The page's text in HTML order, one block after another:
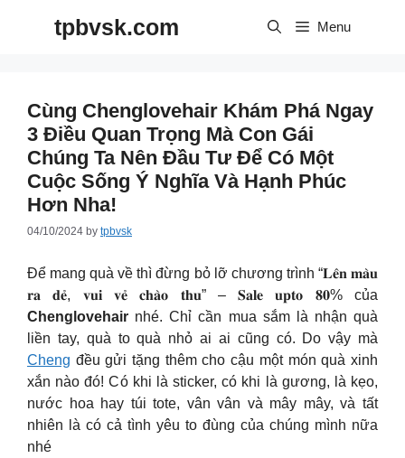
tpbvsk.com Menu
Cùng Chenglovehair Khám Phá Ngay
3 Điều Quan Trọng Mà Con Gái
Chúng Ta Nên Đầu Tư Để Có Một
Cuộc Sống Ý Nghĩa Và Hạnh Phúc
Hơn Nha!
04/10/2024 by tpbvsk
Để mang quà về thì đừng bỏ lỡ chương trình “𝐋𝐞̂𝐧 𝐦𝐚̀𝐮
𝐫𝐚 𝐝𝐞̉, 𝐯𝐮𝐢 𝐯𝐞̉ 𝐜𝐡𝐚̀𝐨 𝐭𝐡𝐮” – 𝐒𝐚𝐥𝐞 𝐮𝐩𝐭𝐨 𝟖𝟎% của
Chenglovehair nhé. Chỉ cần mua sắm là nhận quà
liền tay, quà to quà nhỏ ai ai cũng có. Do vậy mà
Cheng đều gửi tặng thêm cho cậu một món quà xinh
xắn nào đó! Có khi là sticker, có khi là gương, là kẹo,
nước hoa hay túi tote, vân vân và mây mây, và tất
nhiên là có cả tình yêu to đùng của chúng mình nữa
nhé